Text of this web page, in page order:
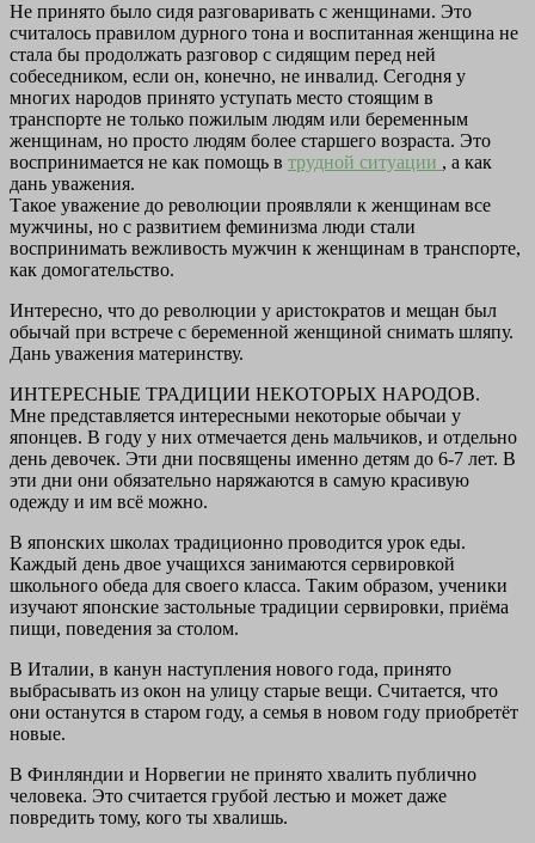
Не принято было сидя разговаривать с женщинами. Это
считалось правилом дурного тона и воспитанная женщина не
стала бы продолжать разговор с сидящим перед ней
собеседником, если он, конечно, не инвалид. Сегодня у
многих народов принято уступать место стоящим в
транспорте не только пожилым людям или беременным
женщинам, но просто людям более старшего возраста. Это
воспринимается не как помощь в трудной ситуации , а как
дань уважения.
Такое уважение до революции проявляли к женщинам все
мужчины, но с развитием феминизма люди стали
воспринимать вежливость мужчин к женщинам в транспорте,
как домогательство.
Интересно, что до революции у аристократов и мещан был
обычай при встрече с беременной женщиной снимать шляпу.
Дань уважения материнству.
ИНТЕРЕСНЫЕ ТРАДИЦИИ НЕКОТОРЫХ НАРОДОВ.
Мне представляется интересными некоторые обычаи у
японцев. В году у них отмечается день мальчиков, и отдельно
день девочек. Эти дни посвящены именно детям до 6-7 лет. В
эти дни они обязательно наряжаются в самую красивую
одежду и им всё можно.
В японских школах традиционно проводится урок еды.
Каждый день двое учащихся занимаются сервировкой
школьного обеда для своего класса. Таким образом, ученики
изучают японские застольные традиции сервировки, приёма
пищи, поведения за столом.
В Италии, в канун наступления нового года, принято
выбрасывать из окон на улицу старые вещи. Считается, что
они останутся в старом году, а семья в новом году приобретёт
новые.
В Финляндии и Норвегии не принято хвалить публично
человека. Это считается грубой лестью и может даже
повредить тому, кого ты хвалишь.